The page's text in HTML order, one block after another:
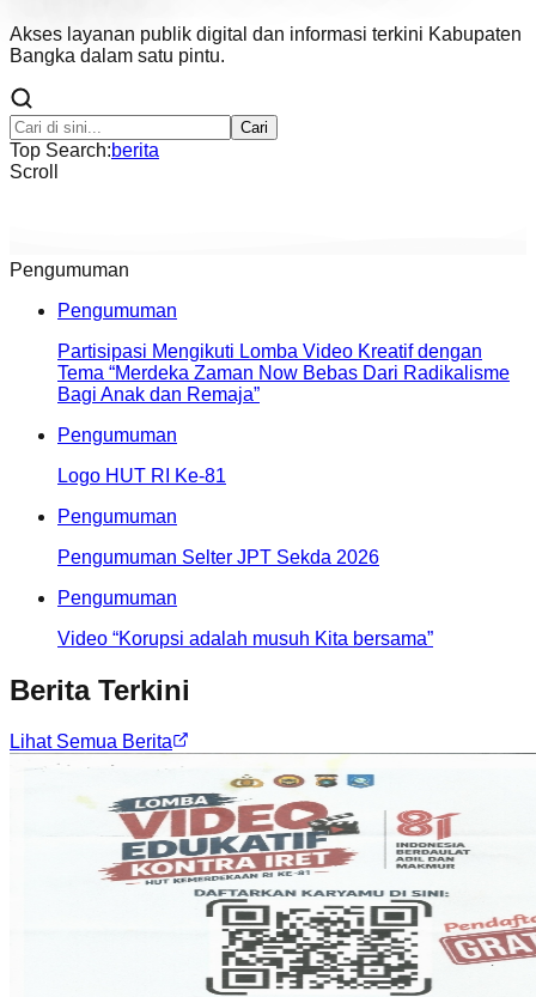
Akses layanan publik digital dan informasi terkini Kabupaten
Bangka dalam satu pintu.
Cari
Top Search:berita
Scroll
Pengumuman
Pengumuman
Partisipasi Mengikuti Lomba Video Kreatif dengan
Tema “Merdeka Zaman Now Bebas Dari Radikalisme
Bagi Anak dan Remaja”
Pengumuman
Logo HUT RI Ke-81
Pengumuman
Pengumuman Selter JPT Sekda 2026
Pengumuman
Video “Korupsi adalah musuh Kita bersama”
Berita Terkini
Lihat Semua Berita